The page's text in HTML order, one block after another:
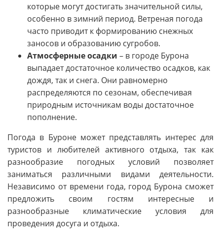
которые могут достигать значительной силы,
особенно в зимний период. Ветреная погода
часто приводит к формированию снежных
заносов и образованию сугробов.
Атмосферные осадки – в городе Бурона
выпадает достаточное количество осадков, как
дождя, так и снега. Они равномерно
распределяются по сезонам, обеспечивая
природным источникам воды достаточное
пополнение.
Погода в Буроне может представлять интерес для
туристов и любителей активного отдыха, так как
разнообразие погодных условий позволяет
заниматься различными видами деятельности.
Независимо от времени года, город Бурона сможет
предложить своим гостям интересные и
разнообразные климатические условия для
проведения досуга и отдыха.